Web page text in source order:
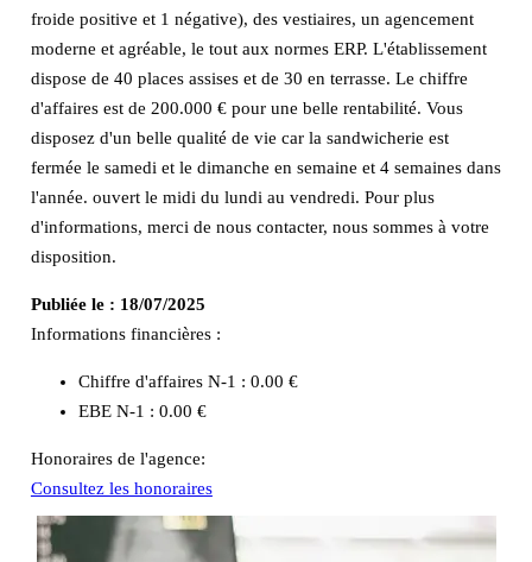
froide positive et 1 négative), des vestiaires, un agencement
moderne et agréable, le tout aux normes ERP. L'établissement
dispose de 40 places assises et de 30 en terrasse. Le chiffre
d'affaires est de 200.000 € pour une belle rentabilité. Vous
disposez d'un belle qualité de vie car la sandwicherie est
fermée le samedi et le dimanche en semaine et 4 semaines dans
l'année. ouvert le midi du lundi au vendredi. Pour plus
d'informations, merci de nous contacter, nous sommes à votre
disposition.
Publiée le : 18/07/2025
Informations financières :
Chiffre d'affaires N-1 : 0.00 €
EBE N-1 : 0.00 €
Honoraires de l'agence:
Consultez les honoraires